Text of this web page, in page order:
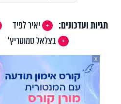
תגיות ועדכונים: יאיר לפיד
בצלאל סמוטריץ'
X